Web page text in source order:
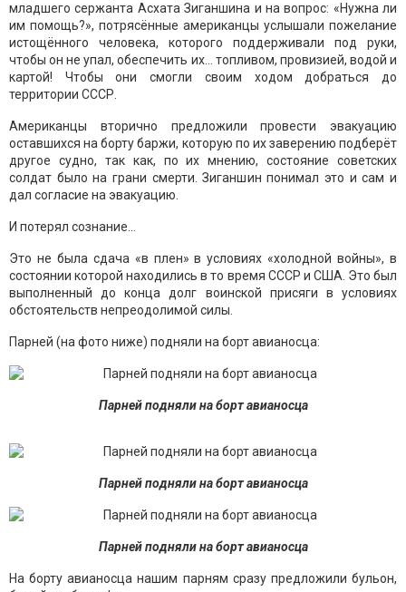
младшего сержанта Асхата Зиганшина и на вопрос: «Нужна ли
им помощь?», потрясённые американцы услышали пожелание
истощённого человека, которого поддерживали под руки,
чтобы он не упал, обеспечить их… топливом, провизией, водой и
картой! Чтобы они смогли своим ходом добраться до
территории СССР.
Американцы вторично предложили провести эвакуацию
оставшихся на борту баржи, которую по их заверению подберёт
другое судно, так как, по их мнению, состояние советских
солдат было на грани смерти. Зиганшин понимал это и сам и
дал согласие на эвакуацию.
И потерял сознание…
Это не была сдача «в плен» в условиях «холодной войны», в
состоянии которой находились в то время СССР и США. Это был
выполненный до конца долг воинской присяги в условиях
обстоятельств непреодолимой силы.
Парней (на фото ниже) подняли на борт авианосца:
Парней подняли на борт авианосца
Парней подняли на борт авианосца
Парней подняли на борт авианосца
На борту авианосца нашим парням сразу предложили бульон,